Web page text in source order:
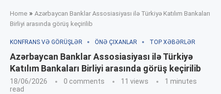
Home » Azərbaycan Banklar Assosiasiyası ilə Türkiyə Katılım Bankaları
Birliyi arasında görüş keçirilib
KONFRANS VƏ GÖRÜŞLƏR ÖNƏ ÇIXANLAR TOP XƏBƏRLƏR
Azərbaycan Banklar Assosiasiyası ilə Türkiyə
Katılım Bankaları Birliyi arasında görüş keçirilib
18/06/2026 0 comments 11 views
1 minutes
read